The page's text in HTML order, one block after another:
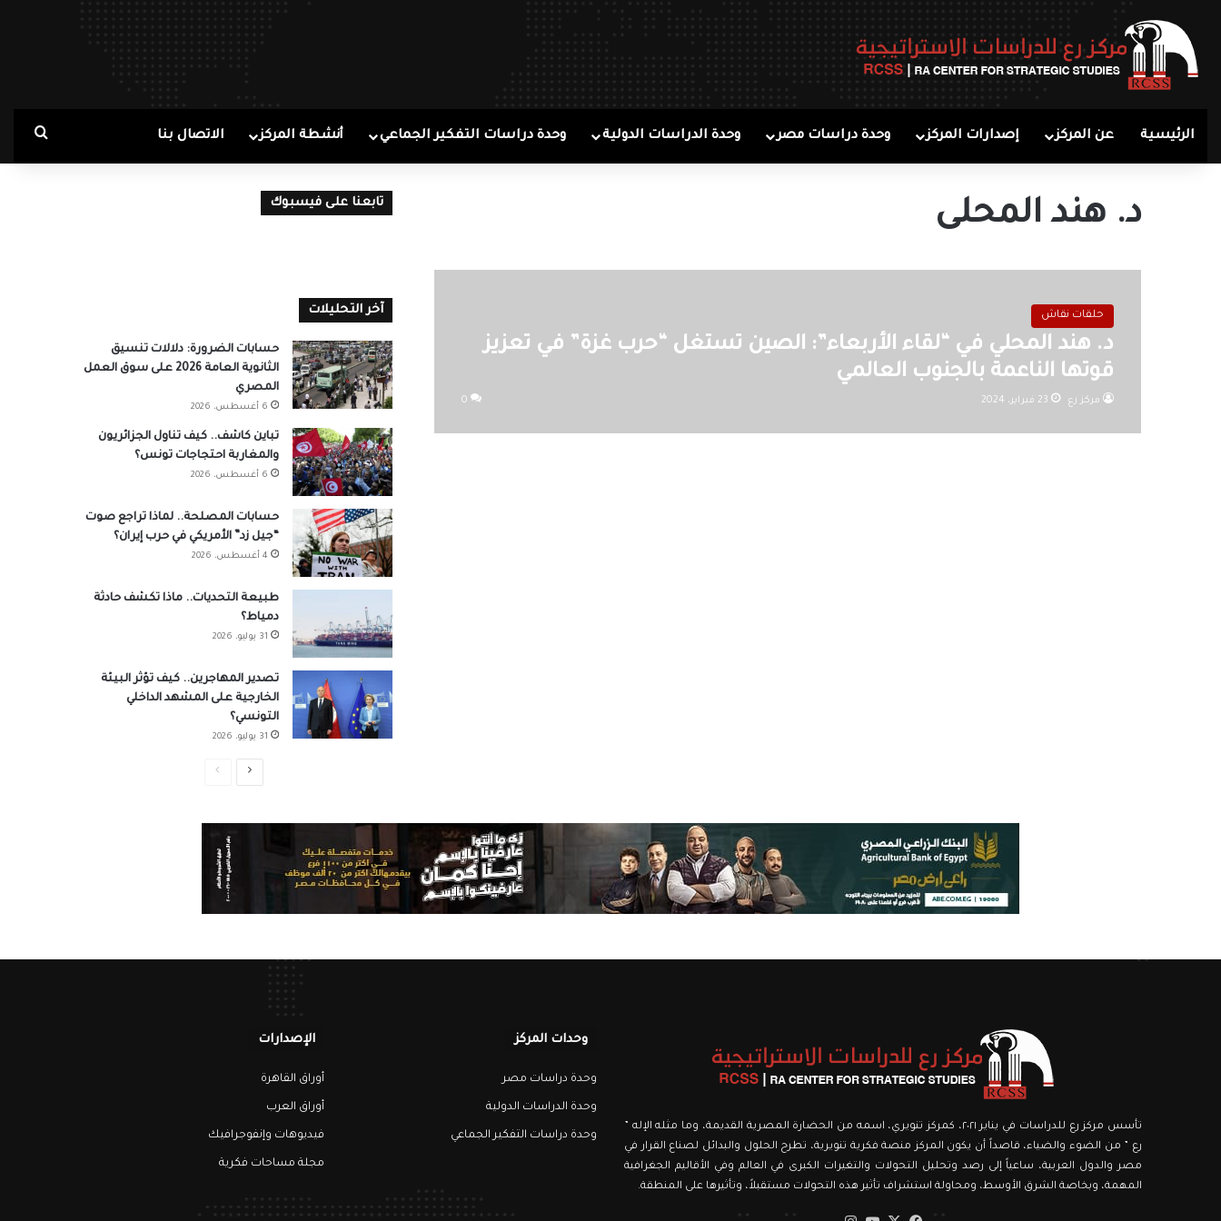
الرئيسية عن المركز إصدارات المركز وحدة دراسات مصر وحدة الدراسات الدولية وحدة دراسات التفكير الجماعي أنشطة المركز الاتصال بنا بحث
د. هند المحلى
حلقات نقاش
د. هند المحلي في “لقاء الأربعاء”: الصين تستغل “حرب غزة” في تعزيز
قوتها الناعمة بالجنوب العالمي
مركز رع 23 فبراير، 2024 0
تابعنا على فيسبوك
آخر التحليلات
حسابات الضرورة: دلالات تنسيق
الثانوية العامة 2026 على سوق العمل
المصري
6 أغسطس، 2026
تباين كاشف.. كيف تناول الجزائريون
والمغاربة احتجاجات تونس؟
6 أغسطس، 2026
حسابات المصلحة.. لماذا تراجع صوت
“جيل زد” الأمريكي في حرب إيران؟
4 أغسطس، 2026
طبيعة التحديات.. ماذا تكشف حادثة
دمياط؟
31 يوليو، 2026
تصدير المهاجرين.. كيف تؤثر البيئة
الخارجية على المشهد الداخلي
التونسي؟
31 يوليو، 2026
الصفحة الصفحة
تأسس مركز رع للدراسات في يناير ٢٠٢١، كمركز تنويري، اسمه من الحضارة المصرية القديمة، وما مثله الإله ”
رع ” من الضوء والضياء، قاصداً أن يكون المركز منصة فكرية تنويرية، تطرح الحلول والبدائل لصناع القرار في
مصر والدول العربية، ساعياً إلى رصد وتحليل التحولات والتغيرات الكبرى في العالم وفي الأقاليم الجغرافية
المهمة، وبخاصة الشرق الأوسط، ومحاولة استشراف تأثير هذه التحولات مستقبلاً، وتأثيرها على المنطقة.
وحدات المركز
وحدة دراسات مصر
وحدة الدراسات الدولية
وحدة دراسات التفكير الجماعي
الإصدارات
أوراق القاهرة
أوراق العرب
فيديوهات وإنفوجرافيك
مجلة مساحات فكرية